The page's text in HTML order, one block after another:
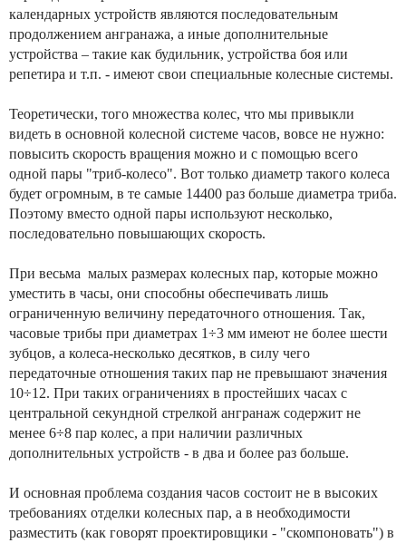
календарных устройств являются последовательным
продолжением ангранажа, а иные дополнительные
устройства – такие как будильник, устройства боя или
репетира и т.п. - имеют свои специальные колесные системы.
Теоретически, того множества колес, что мы привыкли
видеть в основной колесной системе часов, вовсе не нужно:
повысить скорость вращения можно и с помощью всего
одной пары "триб-колесо". Вот только диаметр такого колеса
будет огромным, в те самые 14400 раз больше диаметра триба.
Поэтому вместо одной пары используют несколько,
последовательно повышающих скорость.
При весьма малых размерах колесных пар, которые можно
уместить в часы, они способны обеспечивать лишь
ограниченную величину передаточного отношения. Так,
часовые трибы при диаметрах 1÷3 мм имеют не более шести
зубцов, а колеса-несколько десятков, в силу чего
передаточные отношения таких пар не превышают значения
10÷12. При таких ограничениях в простейших часах с
центральной секундной стрелкой ангранаж содержит не
менее 6÷8 пар колес, а при наличии различных
дополнительных устройств - в два и более раз больше.
И основная проблема создания часов состоит не в высоких
требованиях отделки колесных пар, а в необходимости
разместить (как говорят проектировщики - "скомпоновать") в